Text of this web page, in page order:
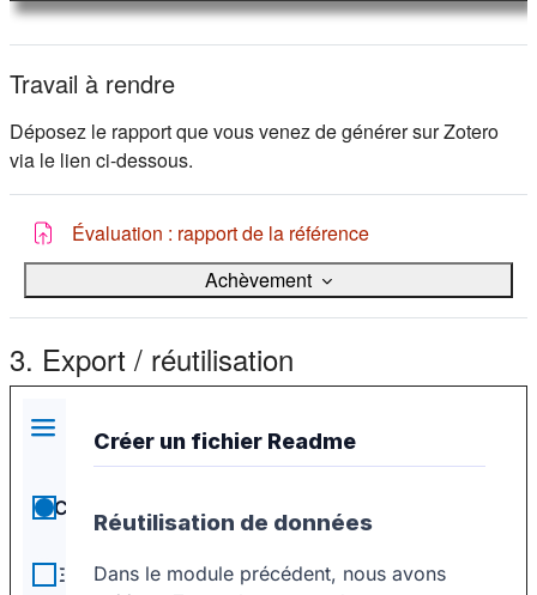
Travail à rendre
Déposez le rapport que vous venez de générer sur Zotero
via le lien ci-dessous.
Évaluation : rapport de la référenceDevoir
Achèvement
3. Export / réutilisation